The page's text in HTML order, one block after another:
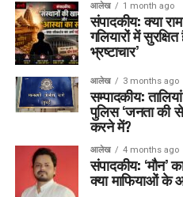
आलेख 1 month ago
संपादकीय: क्या
गलियारों में
भ्रष्टाचार’
आलेख 3 months ago
सम्पादकीय:
पुलिस ‘जनता की
करने में?
आलेख 4 months ago
संपादकीय:
क्या माफियाओं के